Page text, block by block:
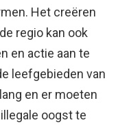
Het creëren
regio kan ook
en actie aan te
leefgebieden van
en er moeten
oogst te